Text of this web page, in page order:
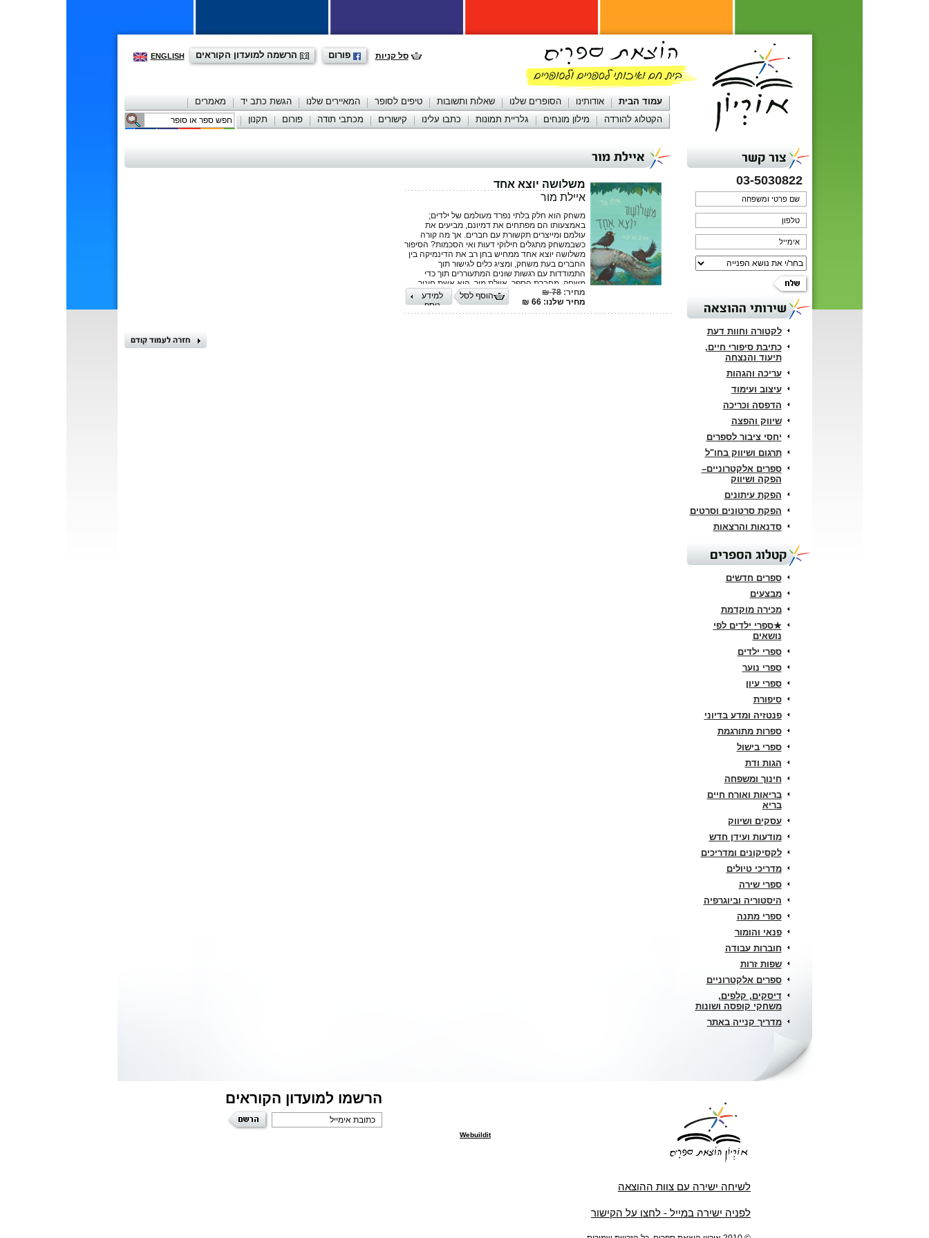
ENGLISH הרשמה למועדון הקוראים פורום סל קניות
עמוד הבית אודותינו הסופרים שלנו שאלות ותשובות טיפים לסופר המאיירים שלנו הגשת כתב יד
מאמרים
הקטלוג להורדה
מילון מונחים גלריית תמונות כתבו עלינו קישורים מכתבי תודה פורום תקנון יצירת קשר
צור קשר
03-5030822
שירותי ההוצאה
לקטורה וחוות דעת
כתיבת סיפורי חיים,
תיעוד והנצחה
עריכה והגהות
עיצוב ועימוד
הדפסה וכריכה
שיווק והפצה
יחסי ציבור לספרים
תרגום ושיווק בחו"ל
ספרים אלקטרוניים–
הפקה ושיווק
הפקת עיתונים
הפקת סרטונים וסרטים
סדנאות והרצאות
קטלוג הספרים
ספרים חדשים
מבצעים
מכירה מוקדמת
★ספרי ילדים לפי
נושאים
ספרי ילדים
ספרי נוער
ספרי עיון
סיפורת
פנטזיה ומדע בדיוני
ספרות מתורגמת
ספרי בישול
הגות ודת
חינוך ומשפחה
בריאות ואורח חיים
בריא
עסקים ושיווק
מודעות ועידן חדש
לקסיקונים ומדריכים
מדריכי טיולים
ספרי שירה
היסטוריה וביוגרפיה
ספרי מתנה
פנאי והומור
חוברות עבודה
שפות זרות
ספרים אלקטרוניים
דיסקים, קלפים,
משחקי קופסה ושונות
מדריך קנייה באתר
איילת מור
משלושה יוצא אחד
איילת מור
משחק הוא חלק בלתי נפרד מעולמם של ילדים;
באמצעותו הם מפתחים את דמיונם, מביעים את
עולמם ומייצרים תקשורת עם חברים. אך מה קורה
כשבמשחק מתגלים חילוקי דעות ואי הסכמות? הסיפור
משלושה יוצא אחד ממחיש בחן רב את הדינמיקה בין
החברים בעת משחק, ומציג כלים לגישור תוך
התמודדות עם רגשות שונים המתעוררים תוך כדי
משחק. מחברת הספר, איילת מור, היא אשת חינוך
מנוסה, בעלת תואר שני בחינוך מיוחד ומאמנת
בפיתוח תהליכי חשיבה ותהליכי שינוי במעגלי החיים,
בדגש על פיתוח מיומנויות חברתיות ושיפורן.
מחיר:78 ₪
מחיר שלנו: 66 ₪
למידע
נוסף
הוסף לסל
הרשמו למועדון הקוראים
לשיחה ישירה עם צוות ההוצאה
לפניה ישירה במייל - לחצו על הקישור
Webuildit